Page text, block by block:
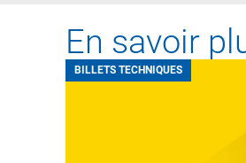
En savoir
BILLETS TECHNIQUES